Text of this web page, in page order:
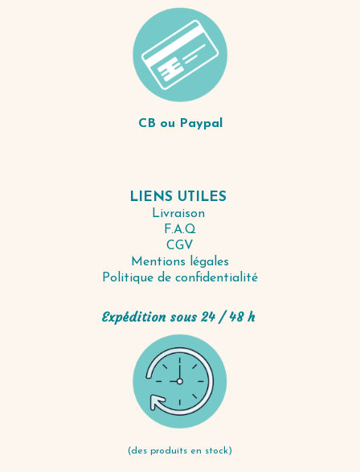
CB ou Paypal
LIENS UTILES
Livraison
F.A.Q
CGV
Mentions légales
Politique de confidentialité
Expédition sous 24 / 48 h
(des produits en stock)